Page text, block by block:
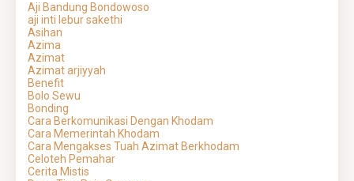
Aji Bandung Bondowoso
aji inti lebur sakethi
Asihan
Azima
Azimat
Azimat arjiyyah
Benefit
Bolo Sewu
Bonding
Cara Berkomunikasi Dengan Khodam
Cara Memerintah Khodam
Cara Mengakses Tuah Azimat Berkhodam
Celoteh Pemahar
Cerita Mistis